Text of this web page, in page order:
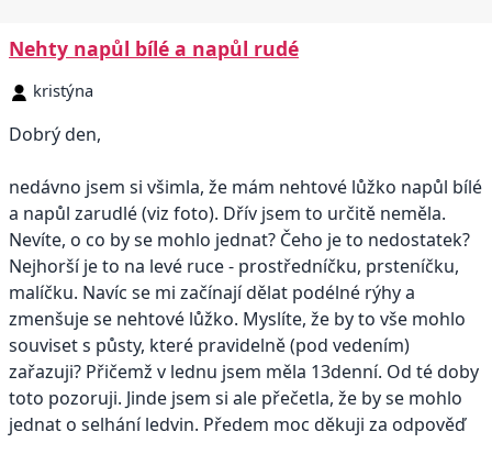
Nehty napůl bílé a napůl rudé
kristýna
Dobrý den,
nedávno jsem si všimla, že mám nehtové lůžko napůl bílé
a napůl zarudlé (viz foto). Dřív jsem to určitě neměla.
Nevíte, o co by se mohlo jednat? Čeho je to nedostatek?
Nejhorší je to na levé ruce - prostředníčku, prsteníčku,
malíčku. Navíc se mi začínají dělat podélné rýhy a
zmenšuje se nehtové lůžko. Myslíte, že by to vše mohlo
souviset s půsty, které pravidelně (pod vedením)
zařazuji? Přičemž v lednu jsem měla 13denní. Od té doby
toto pozoruji. Jinde jsem si ale přečetla, že by se mohlo
jednat o selhání ledvin. Předem moc děkuji za odpověď